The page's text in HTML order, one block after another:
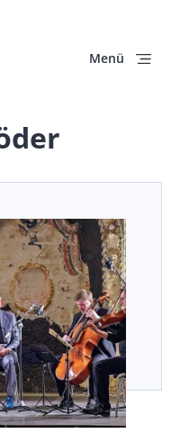
Menü